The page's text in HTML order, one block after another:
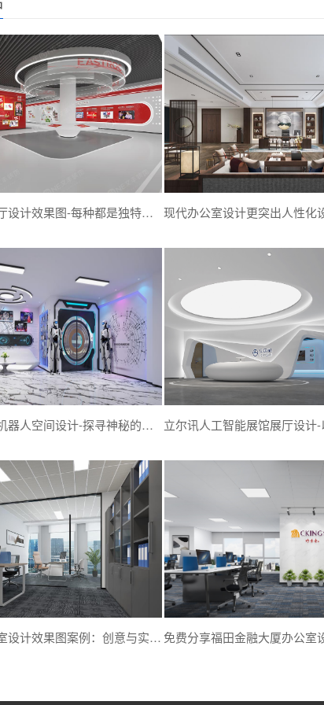
多风格现代展厅设计效果图-每种都是独特的设计风格-深圳文丰装饰
灵动影视传媒机器人空间设计-探寻神秘的影视展厅-深圳文丰装饰
华科资本办公室设计效果图案例：创意与实用性的完美结合